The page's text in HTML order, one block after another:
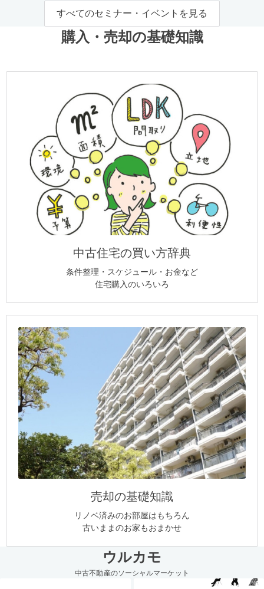
すべてのセミナー・イベントを見る
購入・売却の基礎知識
中古住宅の買い方辞典
条件整理・スケジュール・お金など
住宅購入のいろいろ
売却の基礎知識
リノベ済みのお部屋はもちろん
古いままのお家もおまかせ
ウルカモ
中古不動産のソーシャルマーケット